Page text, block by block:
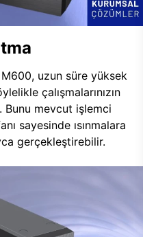
uzun süre yüksek
çalışmalarınızın
Bunu mevcut işlemci
sayesinde ısınmalara
gerçekleştirebilir.